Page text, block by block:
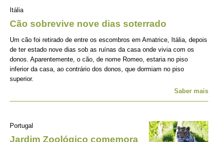
Itália
Cão sobrevive nove dias soterrado
Um cão foi retirado de entre os escombros em Amatrice, Itália, depois
de ter estado nove dias sob as ruínas da casa onde vivia com os
donos. Aparentemente, o cão, de nome Romeo, estaria no piso
inferior da casa, ao contrário dos donos, que dormiam no piso
superior.
Saber mais
Portugal
Jardim Zoológico comemora